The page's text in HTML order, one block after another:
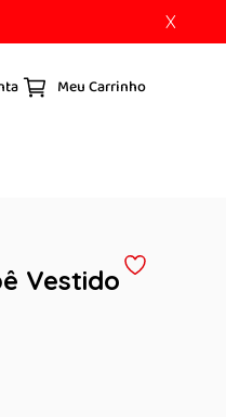
X
Vestido